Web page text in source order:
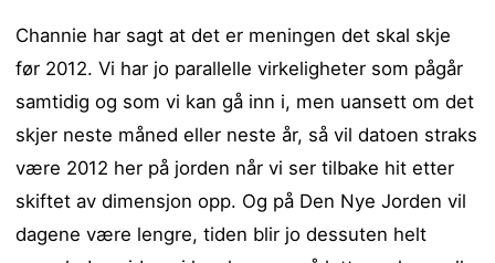
Channie har sagt at det er meningen det skal skje
før 2012. Vi har jo parallelle virkeligheter som pågår
samtidig og som vi kan gå inn i, men uansett om det
skjer neste måned eller neste år, så vil datoen straks
være 2012 her på jorden når vi ser tilbake hit etter
skiftet av dimensjon opp. Og på Den Nye Jorden vil
dagene være lengre, tiden blir jo dessuten helt